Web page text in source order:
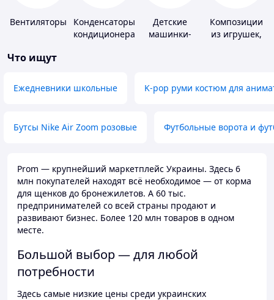
Вентиляторы
Конденсаторы
кондиционера
Детские
машинки-
Композиции
из игрушек,
Что ищут
Ежедневники школьные K-pop руми костюм для
Бутсы Nike Air Zoom розовые Футбольные ворота и
Prom — крупнейший маркетплейс Украины. Здесь 6
млн покупателей находят всё необходимое — от корма
для щенков до бронежилетов. А 60 тыс.
предпринимателей со всей страны продают и
развивают бизнес. Более 120 млн товаров в одном
месте.
Большой выбор — для любой
потребности
Здесь самые низкие цены среди украинских